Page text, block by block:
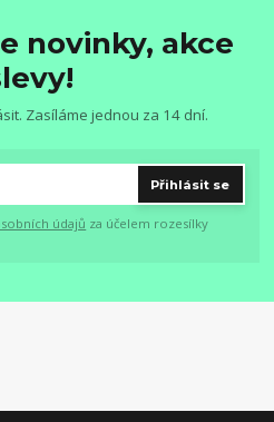
novinky, akce
Zasíláme jednou za 14 dní.
Přihlásit se
údajů za účelem rozesílky